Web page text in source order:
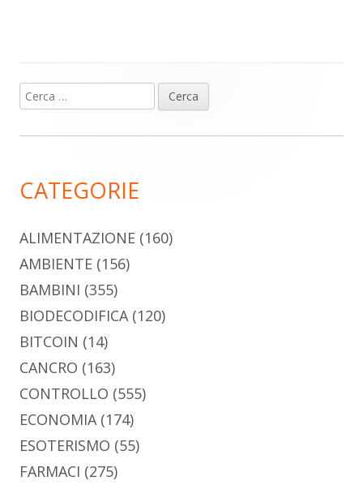
Barra
laterale
Ricerca
per:
CATEGORIE
ALIMENTAZIONE (160)
AMBIENTE (156)
BAMBINI (355)
BIODECODIFICA (120)
BITCOIN (14)
CANCRO (163)
CONTROLLO (555)
ECONOMIA (174)
ESOTERISMO (55)
FARMACI (275)